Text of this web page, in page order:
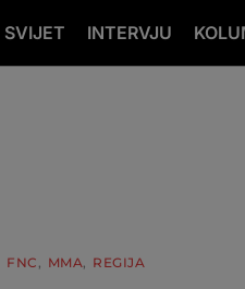
SVIJET INTERVJU
FNC MMA REGIJA